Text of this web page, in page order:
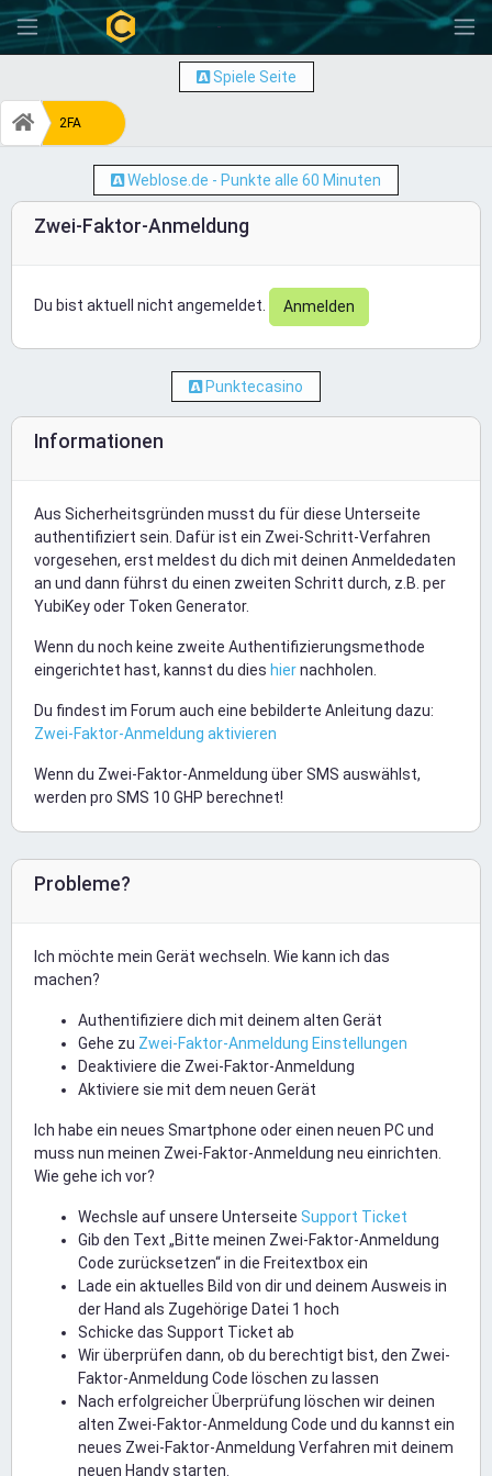
-
Spiele Seite
2FA
Weblose.de - Punkte alle 60 Minuten
Zwei-Faktor-Anmeldung
Du bist aktuell nicht angemeldet. Anmelden
Punktecasino
Informationen
Aus Sicherheitsgründen musst du für diese Unterseite
authentifiziert sein. Dafür ist ein Zwei-Schritt-Verfahren
vorgesehen, erst meldest du dich mit deinen Anmeldedaten
an und dann führst du einen zweiten Schritt durch, z.B. per
YubiKey oder Token Generator.
Wenn du noch keine zweite Authentifizierungsmethode
eingerichtet hast, kannst du dies hiernachholen.
Du findest im Forum auch eine bebilderte Anleitung dazu:
Zwei-Faktor-Anmeldung aktivieren
Wenn du Zwei-Faktor-Anmeldung über SMS auswählst,
werden pro SMS 10 GHP berechnet!
Probleme?
Ich möchte mein Gerät wechseln. Wie kann ich das
machen?
Authentifiziere dich mit deinem alten Gerät
Gehe zu Zwei-Faktor-Anmeldung Einstellungen
Deaktiviere die Zwei-Faktor-Anmeldung
Aktiviere sie mit dem neuen Gerät
Ich habe ein neues Smartphone oder einen neuen PC und
muss nun meinen Zwei-Faktor-Anmeldung neu einrichten.
Wie gehe ich vor?
Wechsle auf unsere Unterseite Support Ticket
Gib den Text „Bitte meinen Zwei-Faktor-Anmeldung
Code zurücksetzen“ in die Freitextbox ein
Lade ein aktuelles Bild von dir und deinem Ausweis in
der Hand als Zugehörige Datei 1 hoch
Schicke das Support Ticket ab
Wir überprüfen dann, ob du berechtigt bist, den Zwei-
Faktor-Anmeldung Code löschen zu lassen
Nach erfolgreicher Überprüfung löschen wir deinen
alten Zwei-Faktor-Anmeldung Code und du kannst ein
neues Zwei-Faktor-Anmeldung Verfahren mit deinem
neuen Handy starten.